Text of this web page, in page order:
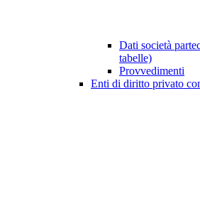
Dati società
tabelle)
Provvedimenti
Enti di diritto privato